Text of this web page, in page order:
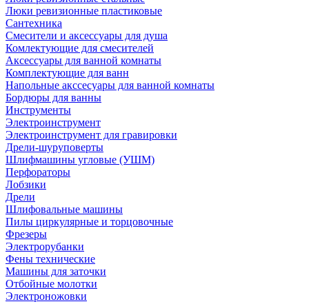
Люки ревизионные пластиковые
Сантехника
Смесители и аксессуары для душа
Комлектующие для смесителей
Аксессуары для ванной комнаты
Комплектующие для ванн
Напольные акссесуары для ванной комнаты
Бордюры для ванны
Инструменты
Электроинструмент
Электроинструмент для гравировки
Дрели-шуруповерты
Шлифмашины угловые (УШМ)
Перфораторы
Лобзики
Дрели
Шлифовальные машины
Пилы циркулярные и торцовочные
Фрезеры
Электрорубанки
Фены технические
Машины для заточки
Отбойные молотки
Электроножовки